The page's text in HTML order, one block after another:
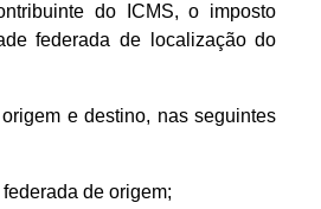
do ICMS, o imposto
federada de localização do
e destino, nas seguintes
de origem;